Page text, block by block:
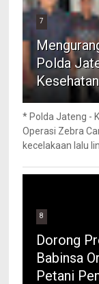
7
Polda
* Polda Jateng -
Operasi Zebra
kecelakaan lalu
8
Dorong
Babinsa
Petani